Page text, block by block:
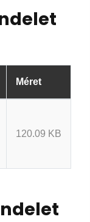
Méret
120.09 KB